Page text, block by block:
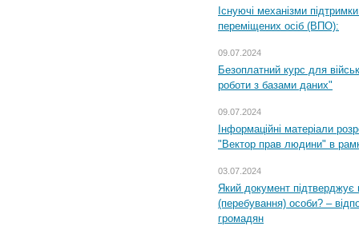
Існуючі механізми
переміщених осіб (ВПО):
09.07.2024
Безоплатний курс для
роботи з базами даних"
09.07.2024
Інформаційні матеріали
"Вектор прав людини" в
03.07.2024
Який документ підтверджує
(перебування) особи? –
громадян